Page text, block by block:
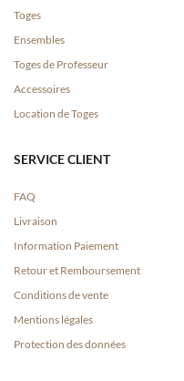
Toges
Ensembles
Toges de Professeur
Accessoires
Location de Toges
SERVICE CLIENT
FAQ
Livraison
Information Paiement
Retour et Remboursement
Conditions de vente
Mentions légales
Protection des données